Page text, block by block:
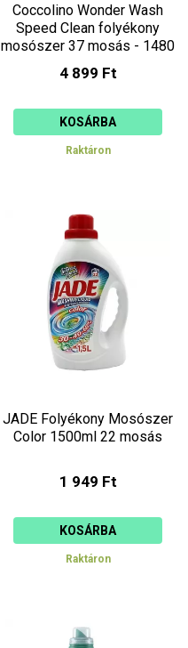
Coccolino Wonder Wash
Speed Clean folyékony
mosószer 37 mosás - 1480
4 899 Ft
KOSÁRBA
Raktáron
JADE Folyékony Mosószer
Color 1500ml 22 mosás
1 949 Ft
KOSÁRBA
Raktáron